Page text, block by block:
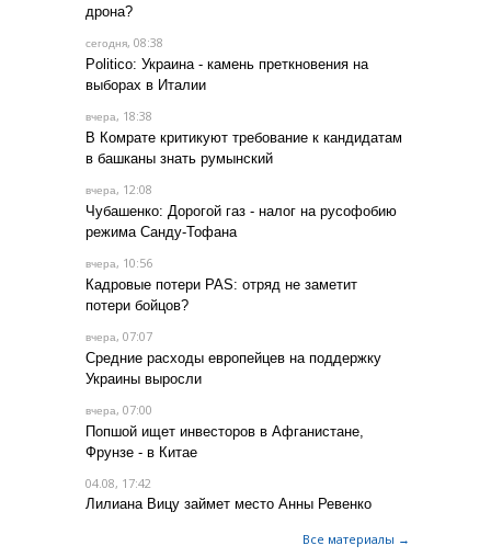
дрона?
сегодня, 08:38
Politico: Украина - камень преткновения на
выборах в Италии
вчера, 18:38
В Комрате критикуют требование к кандидатам
в башканы знать румынский
вчера, 12:08
Чубашенко: Дорогой газ - налог на русофобию
режима Санду-Тофана
вчера, 10:56
Кадровые потери PAS: отряд не заметит
потери бойцов?
вчера, 07:07
Средние расходы европейцев на поддержку
Украины выросли
вчера, 07:00
Попшой ищет инвесторов в Афганистане,
Фрунзе - в Китае
04.08, 17:42
Лилиана Вицу займет место Анны Ревенко
Все материалы →